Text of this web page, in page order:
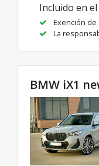
Incluido en
Exención de
La
BMW iX1